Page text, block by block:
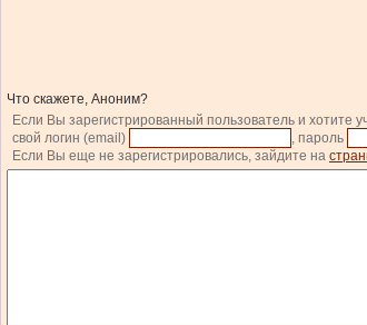
Что скажете, Аноним?
Если Вы зарегистрированный пользователь и хотите
свой логин (email)
, пароль
Если Вы еще не зарегистрировались, зайдите на